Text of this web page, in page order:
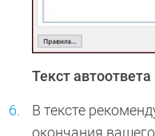
Текст
В тексте
окончания